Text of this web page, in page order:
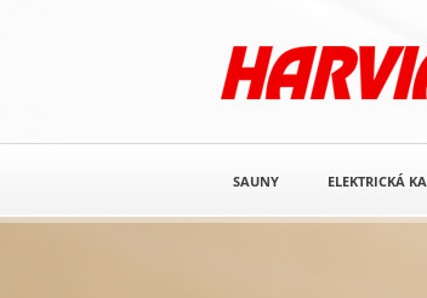
SAUNY ELEKTRICKÁ